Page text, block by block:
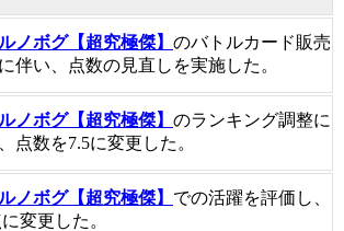
ノボグ【超究極傑】 のバトルカード販売
伴い、点数の見直しを実施した。
ノボグ【超究極傑】 のランキング調整に
点数を7.5に変更した。
ノボグ【超究極傑】 での活躍を評価し、
変更した。